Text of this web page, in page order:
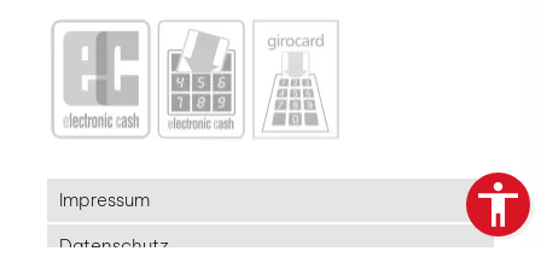
Impressum
Datenschutz